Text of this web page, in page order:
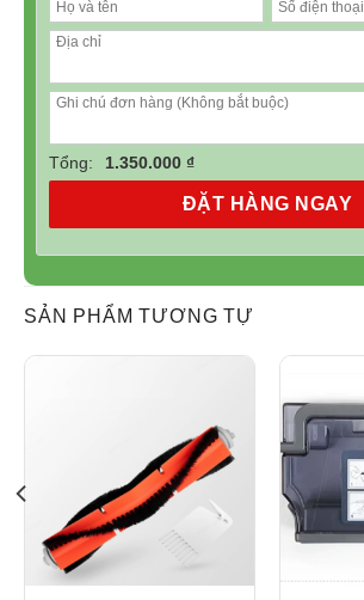
Tổng: 1.350.000 ₫
ĐẶT HÀNG NGAY
SẢN PHẨM TƯƠNG TỰ